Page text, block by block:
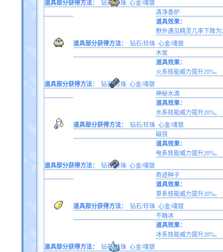
道具部分获得方法：
钻石/珍珠 心金/魂银
清净香炉
道具效果：
野外遇见精灵几率下降为
道具部分获得方法：
钻石/珍珠 心金/魂银
木炭
道具效果：
火系技能威力提升20%。
道具部分获得方法：
钻石/珍珠 心金/魂银
神秘水滴
道具效果：
水系技能威力提升20%。
道具部分获得方法：
钻石/珍珠 心金/魂银
磁铁
道具效果：
电系技能威力提升20%。
道具部分获得方法：
钻石/珍珠 心金/魂银
奇迹种子
道具效果：
草系技能威力提升20%。
道具部分获得方法：
钻石/珍珠 心金/魂银
不融冰
道具效果：
冰系技能威力提升20%。
道具部分获得方法：
钻石/珍珠 心金/魂银